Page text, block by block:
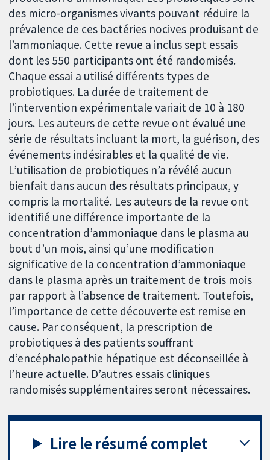
des micro-organismes vivants pouvant réduire la
prévalence de ces bactéries nocives produisant de
l’ammoniaque. Cette revue a inclus sept essais
dont les 550 participants ont été randomisés.
Chaque essai a utilisé différents types de
probiotiques. La durée de traitement de
l’intervention expérimentale variait de 10 à 180
jours. Les auteurs de cette revue ont évalué une
série de résultats incluant la mort, la guérison, des
événements indésirables et la qualité de vie.
L’utilisation de probiotiques n’a révélé aucun
bienfait dans aucun des résultats principaux, y
compris la mortalité. Les auteurs de la revue ont
identifié une différence importante de la
concentration d’ammoniaque dans le plasma au
bout d’un mois, ainsi qu’une modification
significative de la concentration d’ammoniaque
dans le plasma après un traitement de trois mois
par rapport à l’absence de traitement. Toutefois,
l’importance de cette découverte est remise en
cause. Par conséquent, la prescription de
probiotiques à des patients souffrant
d’encéphalopathie hépatique est déconseillée à
l’heure actuelle. D’autres essais cliniques
randomisés supplémentaires seront nécessaires.
Lire le résumé complet